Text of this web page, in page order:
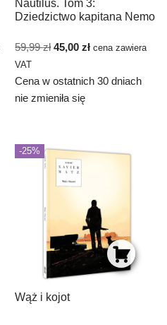
Nautilus. Tom 3:
Dziedzictwo kapitana Nemo
59,99zł 45,00zł cena zawiera
VAT
Cena w ostatnich 30 dniach
nie zmieniła się
-25%
Wąż i kojot